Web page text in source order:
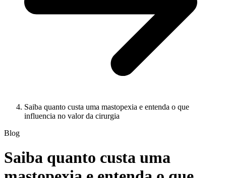
Saiba quanto custa uma mastopexia e entenda o que
influencia no valor da cirurgia
Blog
Saiba quanto custa uma